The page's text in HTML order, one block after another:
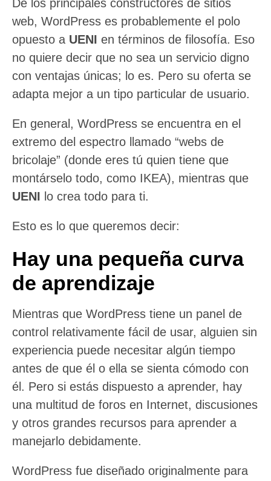
De los principales constructores de sitios
web, WordPress es probablemente el polo
opuesto a UENI en términos de filosofía. Eso
no quiere decir que no sea un servicio digno
con ventajas únicas; lo es. Pero su oferta se
adapta mejor a un tipo particular de usuario.
En general, WordPress se encuentra en el
extremo del espectro llamado “webs de
bricolaje” (donde eres tú quien tiene que
montárselo todo, como IKEA), mientras que
UENI lo crea todo para ti.
Esto es lo que queremos decir:
Hay una pequeña curva
de aprendizaje
Mientras que WordPress tiene un panel de
control relativamente fácil de usar, alguien sin
experiencia puede necesitar algún tiempo
antes de que él o ella se sienta cómodo con
él. Pero si estás dispuesto a aprender, hay
una multitud de foros en Internet, discusiones
y otros grandes recursos para aprender a
manejarlo debidamente.
WordPress fue diseñado originalmente para